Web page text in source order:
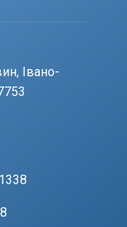
Івано-